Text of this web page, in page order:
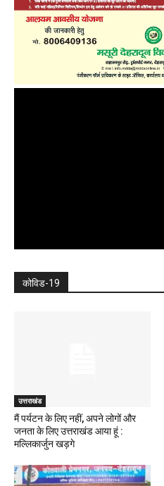
कोविड-19
उत्तराखंड
मैं पर्यटन के लिए नहीं, अपने लोगों और
जनता के लिए उत्तराखंड आया हूं :
मल्लिकार्जुन खड़गे